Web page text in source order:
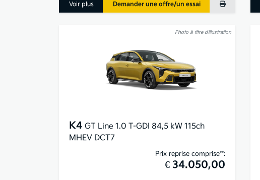
Voir plus Demander une offre/un essai
Photo à titre d’illustration
K4 GT Line 1.0 T-GDI 84,5 kW 115ch
MHEV DCT7
Prix reprise comprise**:
€ 34.050,00